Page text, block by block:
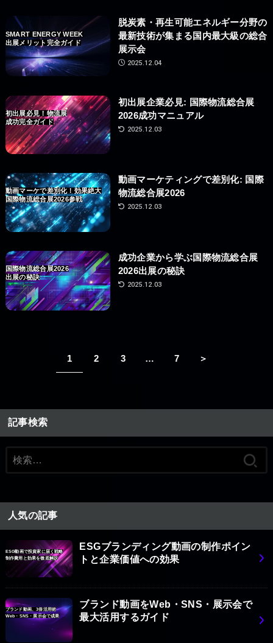
SMART ENERGY WEEK
出展メリット完全ガイド
脱炭素・再生可能エネルギー分野の
最新技術が集まる国内最大級の総合
展示会
2025.12.04
初出展必見！物流展
成功完全ガイド
初出展企業必見: 国際物流総合展
2026成功マニュアル
2025.12.03
動画マーケで差別化！効果絶大
国際物流総合展2026参戦
動画マーケティングで差別化: 国際
物流総合展2026
2025.12.03
国際物流総合展2026
出展の秘訣
成功企業から学ぶ国際物流総合展
2026出展の秘訣
2025.12.03
1 2 3 … 7 ＞
記事検索
人気の記事
ESG動画で投資家に届く戦略
制作費用と効果を徹底解説
ESGブランディング動画の制作ポイン
トと企業価値への効果
ブランド動画、3倍活用術
Web・SNS・展示会で成果
ブランド動画をWeb・SNS・展示会で
最大活用するガイド